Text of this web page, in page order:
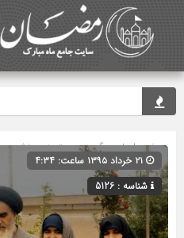
صفحه اصلی» گروه » دسته‌بندی نشده
شناسه : 5126